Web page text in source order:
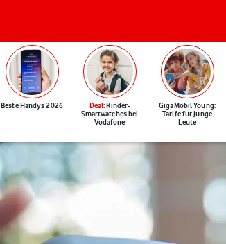
Beste Handys 2026 Deal: Kinder-
Smartwatches bei
Vodafone
GigaMobil Young:
Tarife für junge
Leute